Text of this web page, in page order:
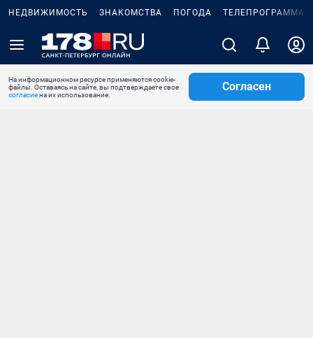
НЕДВИЖИМОСТЬ ЗНАКОМСТВА ПОГОДА ТЕЛЕПРОГРАММА
На информационном ресурсе применяются cookie-
файлы. Оставаясь на сайте, вы подтверждаете свое
согласиена их использование.
Согласен